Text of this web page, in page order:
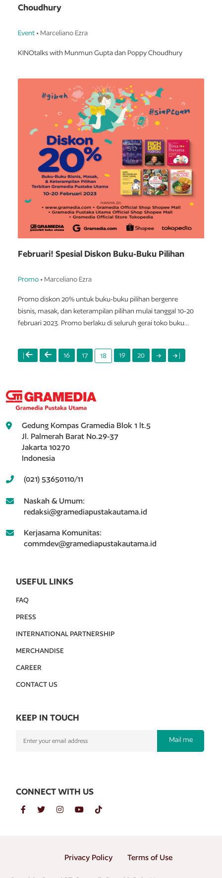
Choudhury
Event • Marceliano Ezra
KINOtalks with Munmun Gupta dan Poppy Choudhury
Februari! Spesial Diskon Buku-Buku Pilihan
Promo • Marceliano Ezra
Promo diskon 20% untuk buku-buku pilihan bergenre
bisnis, masak, dan keterampilan pilihan mulai tanggal 10-20
februari 2023. Promo berlaku di seluruh gerai toko buku
|
16 17 18 19 20 |
Gedung Kompas Gramedia Blok 1 lt.5
Jl. Palmerah Barat No.29-37
Jakarta 10270
Indonesia
(021) 53650110/11
Naskah & Umum:
redaksi@gramediapustakautama.id
Kerjasama Komunitas:
commdev@gramediapustakautama.id
USEFUL LINKS
FAQ
PRESS
INTERNATIONAL PARTNERSHIP
MERCHANDISE
CAREER
CONTACT US
KEEP IN TOUCH
Mail me
CONNECT WITH US
Privacy Policy Terms of Use